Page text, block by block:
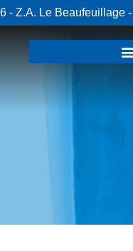
- Z.A. Le Beaufeuillage